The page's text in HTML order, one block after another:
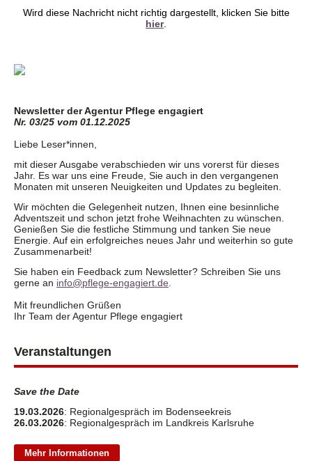
Wird diese Nachricht nicht richtig dargestellt, klicken Sie bitte
hier.
Newsletter der Agentur Pflege engagiert
Nr. 03/25 vom 01.12.2025
Liebe Leser*innen,
mit dieser Ausgabe verabschieden wir uns vorerst für dieses
Jahr. Es war uns eine Freude, Sie auch in den vergangenen
Monaten mit unseren Neuigkeiten und Updates zu begleiten.
Wir möchten die Gelegenheit nutzen, Ihnen eine besinnliche
Adventszeit und schon jetzt frohe Weihnachten zu wünschen.
Genießen Sie die festliche Stimmung und tanken Sie neue
Energie. Auf ein erfolgreiches neues Jahr und weiterhin so gute
Zusammenarbeit!
Sie haben ein Feedback zum Newsletter? Schreiben Sie uns
gerne an info@pflege-engagiert.de
Mit freundlichen Grüßen
Ihr Team der Agentur Pflege engagiert
Veranstaltungen
Save the Date
19.03.2026: Regionalgespräch im Bodenseekreis
26.03.2026: Regionalgespräch im Landkreis Karlsruhe
Mehr Informationen